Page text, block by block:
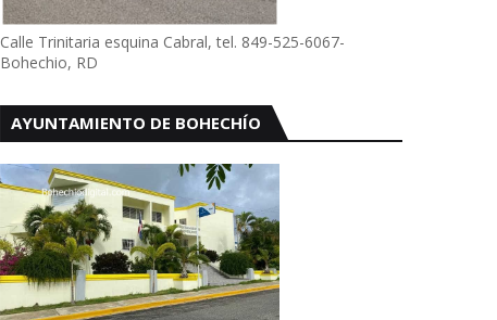
Calle Trinitaria esquina Cabral, tel. 849-525-6067-
Bohechio, RD
AYUNTAMIENTO DE BOHECHÍO